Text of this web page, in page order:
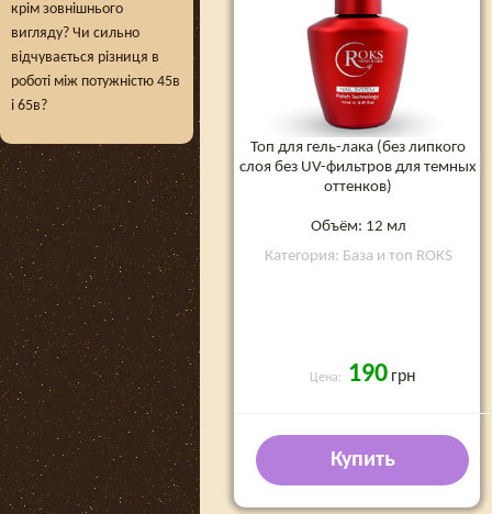
крім зовнішнього
вигляду? Чи сильно
відчувається різниця в
роботі між потужністю 45в
і 65в?
Топ для гель-лака (без липкого
слоя без UV-фильтров для темных
оттенков)
Объём: 12 мл
Категория: База и топ ROKS
Цена: 190 грн
Купить